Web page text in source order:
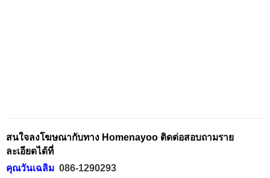
สนใจลงโฆษณากับทาง Homenayoo ติดต่อสอบถามราย
ละเอียดได้ที่
คุณวันเฉลิม 086-1290293